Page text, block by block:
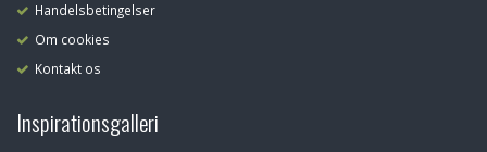
Handelsbetingelser
Om cookies
Kontakt os
Inspirationsgalleri